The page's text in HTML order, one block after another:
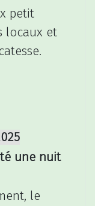
petit
locaux et
une nuit
le